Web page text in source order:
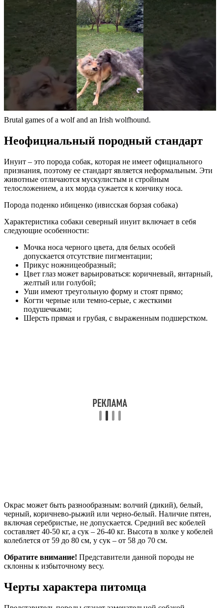
Brutal games of a wolf and an Irish wolfhound.
Неофициальный породный стандарт
Инуит – это порода собак, которая не имеет официального
признания, поэтому ее стандарт является неформальным. Эти
животные отличаются мускулистым и стройным
телосложением, а их морда сужается к кончику носа.
Порода поденко ибиценко (ивисская борзая собака)
Характеристика собаки северный инуит включает в себя
следующие особенности:
Мочка носа черного цвета, для белых особей
допускается отсутствие пигментации;
Прикус ножницеобразный;
Цвет глаз может варьироваться: коричневый, янтарный,
желтый или голубой;
Уши имеют треугольную форму и стоят прямо;
Когти черные или темно-серые, с жесткими
подушечками;
Шерсть прямая и грубая, с выраженным подшерстком.
Окрас может быть разнообразным: волчий (дикий), белый,
черный, коричнево-рыжий или черно-белый. Наличие пятен,
включая серебристые, не допускается. Средний вес кобелей
составляет 40-50 кг, а сук – 26-40 кг. Высота в холке у кобелей
колеблется от 59 до 80 см, у сук – от 58 до 70 см.
Обратите внимание! Представители данной породы не
склонны к избыточному весу.
Черты характера питомца